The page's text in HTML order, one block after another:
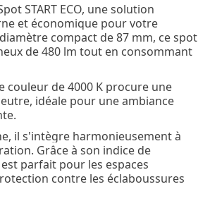
START ECO, une solution
et économique pour votre
compact de 87 mm, ce spot
de 480 lm tout en consommant
couleur de 4000 K procure une
idéale pour une ambiance
il s'intègre harmonieusement à
Grâce à son indice de
parfait pour les espaces
contre les éclaboussures